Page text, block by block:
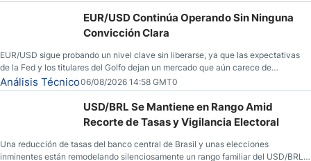
EUR/USD Continúa Operando Sin Ninguna
Convicción Clara
EUR/USD sigue probando un nivel clave sin liberarse, ya que las expectativas
de la Fed y los titulares del Golfo dejan un mercado que aún carece de
convicción real.
Análisis Técnico06/08/2026 14:58 GMT0
USD/BRL Se Mantiene en Rango Amid
Recorte de Tasas y Vigilancia Electoral
Una reducción de tasas del banco central de Brasil y unas elecciones
inminentes están remodelando silenciosamente un rango familiar del USD/BRL.